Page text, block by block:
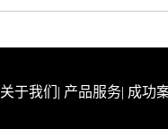
关于我们 | 产品服务| 成功